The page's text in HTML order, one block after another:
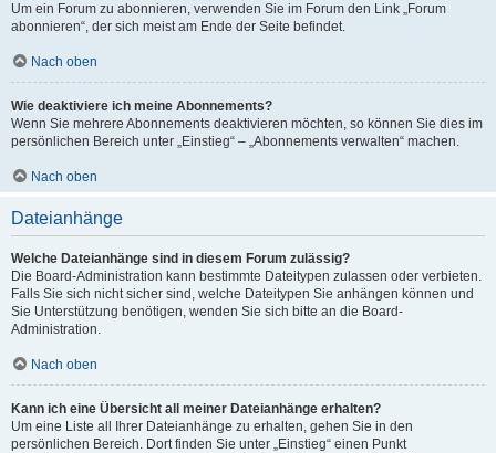
Um ein Forum zu abonnieren, verwenden Sie im Forum den Link „Forum
abonnieren“, der sich meist am Ende der Seite befindet.
Nach oben
Wie deaktiviere ich meine Abonnements?
Wenn Sie mehrere Abonnements deaktivieren möchten, so können Sie dies im
persönlichen Bereich unter „Einstieg“ – „Abonnements verwalten“ machen.
Nach oben
Dateianhänge
Welche Dateianhänge sind in diesem Forum zulässig?
Die Board-Administration kann bestimmte Dateitypen zulassen oder verbieten.
Falls Sie sich nicht sicher sind, welche Dateitypen Sie anhängen können und
Sie Unterstützung benötigen, wenden Sie sich bitte an die Board-
Administration.
Nach oben
Kann ich eine Übersicht all meiner Dateianhänge erhalten?
Um eine Liste all Ihrer Dateianhänge zu erhalten, gehen Sie in den
persönlichen Bereich. Dort finden Sie unter „Einstieg“ einen Punkt